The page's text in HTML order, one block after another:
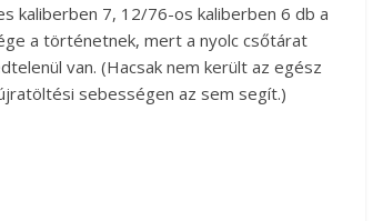
kaliberben 7, 12/76-os kaliberben 6 db a
a történetnek, mert a nyolc csőtárat
van. (Hacsak nem került az egész
sebességen az sem segít.)